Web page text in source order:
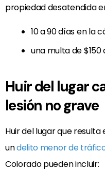
propiedad desatendida
10 a 90 días en la
una multa de $150
Huir del lugar
lesión no grave
Huir del lugar que resulta
undelito menor de
Colorado pueden incluir: